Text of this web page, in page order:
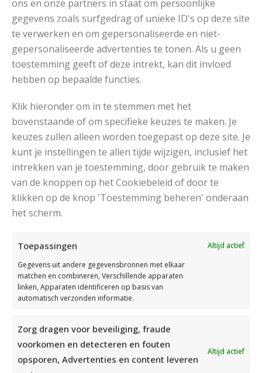
ons en onze partners in staat om persoonlijke
gegevens zoals surfgedrag of unieke ID's op deze site
te verwerken en om gepersonaliseerde en niet-
gepersonaliseerde advertenties te tonen. Als u geen
toestemming geeft of deze intrekt, kan dit invloed
hebben op bepaalde functies.
Klik hieronder om in te stemmen met het
bovenstaande of om specifieke keuzes te maken. Je
keuzes zullen alleen worden toegepast op deze site. Je
kunt je instellingen te allen tijde wijzigen, inclusief het
intrekken van je toestemming, door gebruik te maken
van de knoppen op het Cookiebeleid of door te
klikken op de knop 'Toestemming beheren' onderaan
het scherm.
Toepassingen
Altijd actief
Gegevens uit andere gegevensbronnen met elkaar
matchen en combineren, Verschillende apparaten
linken, Apparaten identificeren op basis van
automatisch verzonden informatie.
Zorg dragen voor beveiliging, fraude
voorkomen en detecteren en fouten
opsporen, Advertenties en content leveren
Altijd actief
Breiringen,Isela Phelps
RECOMMENDED POSTS
BREIEN MET BREIRINGEN